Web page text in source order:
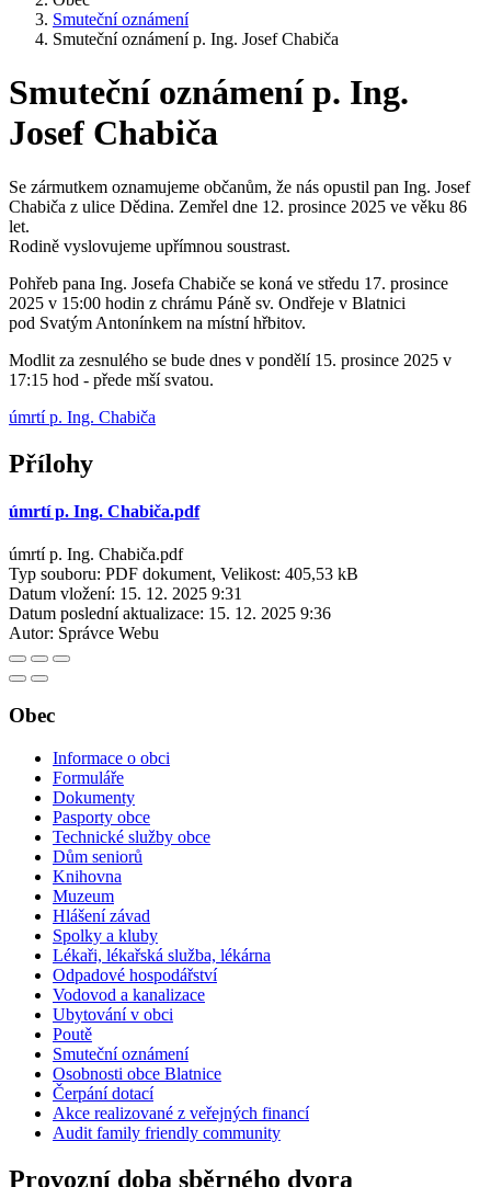
Smuteční oznámení
Smuteční oznámení p. Ing. Josef Chabiča
Smuteční oznámení p. Ing.
Josef Chabiča
Se zármutkem oznamujeme občanům, že nás opustil pan Ing. Josef
Chabiča z ulice Dědina. Zemřel dne 12. prosince 2025 ve věku 86
let.
Rodině vyslovujeme upřímnou soustrast.
Pohřeb pana Ing. Josefa Chabiče se koná ve středu 17. prosince
2025 v 15:00 hodin z chrámu Páně sv. Ondřeje v Blatnici
pod Svatým Antonínkem na místní hřbitov.
Modlit za zesnulého se bude dnes v pondělí 15. prosince 2025 v
17:15 hod - přede mší svatou.
úmrtí p. Ing. Chabiča
Přílohy
úmrtí p. Ing. Chabiča.pdf
úmrtí p. Ing. Chabiča.pdf
Typ souboru: PDF dokument, Velikost: 405,53 kB
Datum vložení: 15. 12. 2025 9:31
Datum poslední aktualizace: 15. 12. 2025 9:36
Autor: Správce Webu
Obec
Informace o obci
Formuláře
Dokumenty
Pasporty obce
Technické služby obce
Dům seniorů
Knihovna
Muzeum
Hlášení závad
Spolky a kluby
Lékaři, lékařská služba, lékárna
Odpadové hospodářství
Vodovod a kanalizace
Ubytování v obci
Poutě
Smuteční oznámení
Osobnosti obce Blatnice
Čerpání dotací
Akce realizované z veřejných financí
Audit family friendly community
Provozní doba sběrného dvora